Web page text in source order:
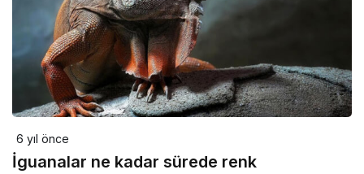
6 yıl önce
İguanalar ne kadar sürede renk